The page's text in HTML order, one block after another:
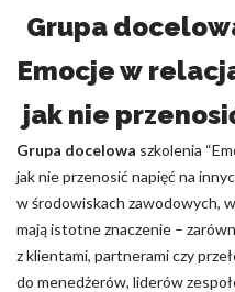
Grupa
Emocje w
jak nie
Grupa docelowa szkolenia
jak nie przenosić napięć na
w środowiskach zawodowych,
mają istotne znaczenie –
z klientami, partnerami czy
do menedżerów, liderów